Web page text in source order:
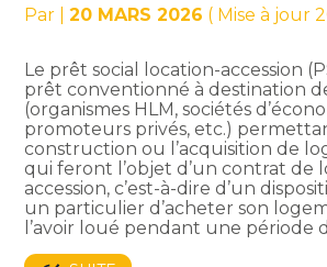
Par |20 MARS 2026 ( Mise à jour
Le prêt social location-accession
prêt conventionné à destination
(organismes HLM, sociétés
promoteurs privés, etc.)
construction ou l’acquisition de
qui feront l’objet d’un contrat de
accession, c’est-à-dire d’un
un particulier d’acheter son
l’avoir loué pendant une période